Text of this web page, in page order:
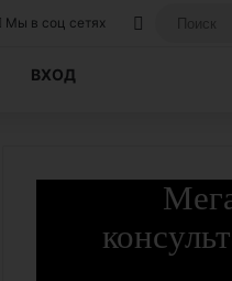
Мы в соц сетях Вход,
ВХОД